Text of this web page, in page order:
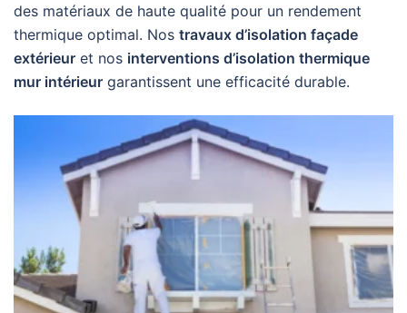
des matériaux de haute qualité pour un rendement
thermique optimal. Nos travaux d’isolation façade
extérieur et nos interventions d’isolation thermique
mur intérieur garantissent une efficacité durable.